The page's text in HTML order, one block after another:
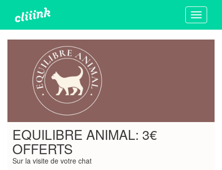
Toggle
EQUILIBRE ANIMAL: 3€
OFFERTS
Sur la visite de votre chat